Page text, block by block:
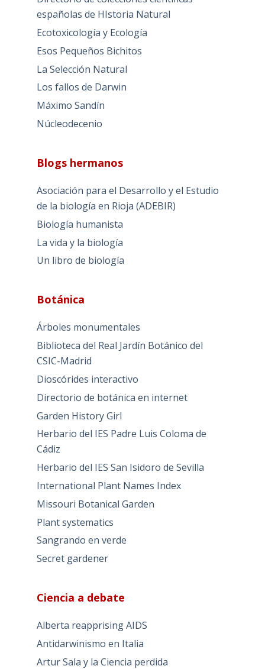
españolas de HIstoria Natural
Ecotoxicología y Ecología
Esos Pequeños Bichitos
La Selección Natural
Los fallos de Darwin
Máximo Sandín
Núcleodecenio
Blogs hermanos
Asociación para el Desarrollo y el Estudio
de la biología en Rioja (ADEBIR)
Biología humanista
La vida y la biología
Un libro de biología
Botánica
Árboles monumentales
Biblioteca del Real Jardín Botánico del
CSIC-Madrid
Dioscórides interactivo
Directorio de botánica en internet
Garden History Girl
Herbario del IES Padre Luis Coloma de
Cádiz
Herbario del IES San Isidoro de Sevilla
International Plant Names Index
Missouri Botanical Garden
Plant systematics
Sangrando en verde
Secret gardener
Ciencia a debate
Alberta reapprising AIDS
Antidarwinismo en Italia
Artur Sala y la Ciencia perdida